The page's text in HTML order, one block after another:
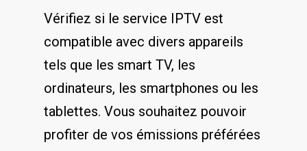
Vérifiez ‌si⁢ le service ⁤IPTV est
compatible avec divers appareils
⁢tels que les smart ‍TV, les
ordinateurs, les smartphones ou les
tablettes. Vous souhaitez pouvoir
profiter de vos émissions ⁤préférées​